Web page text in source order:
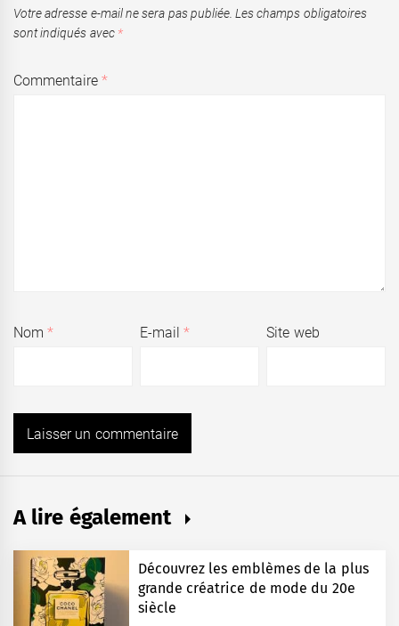
Votre adresse e-mail ne sera pas publiée. Les champs obligatoires
sont indiqués avec *
Commentaire*
Nom* E-mail* Site web
A lire également
Découvrez les emblèmes de la plus
grande créatrice de mode du 20e
siècle